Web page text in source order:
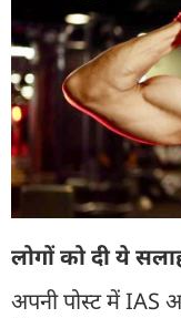
लोगों को दी ये
अपनी पोस्ट में IAS